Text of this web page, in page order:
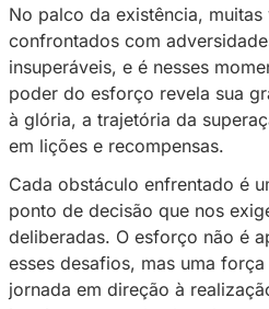
Hoje quero conversar
que às vezes são do
às vezes não, e está
quanto você irá se
independentemente
que passamos. Afinal,
complexa, entrelaçada
resiliência,
No palco da existência,